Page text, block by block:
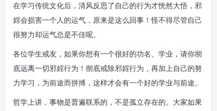
在学习传统文化后，清风反思了自己的行为才恍然大悟，邪
婬会损害一个人的运气，原来是这么回事！怪不得尽管自己
很努力却运气总是不佳呢。
各位学生戒友，如果你想有一个很好的功名、学业，请你彻
底远离一切邪婬行为！彻底戒除邪婬行为，再加上自己的努
力学习，为前途而拼搏，这样才会有一个好的学业与前途。
哲学上讲，事物是普遍联系的，不是孤立存在的。大家如果